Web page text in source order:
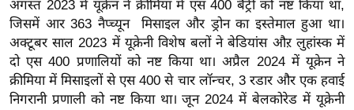
/
फै
श
न
घ
अगस्त 2023 में यूक्रेन ने क्रीमिया में एस 400 बैट्री को नष्ट किया था,
जिसमें आर 363 नैप्च्यून मिसाइल और ड्रोन का इस्तेमाल हुआ था।
अक्टूबर साल 2023 में यूक्रेनी विशेष बलों ने बेडियांस औऱ लुहांस्क में
दो एस 400 प्रणालियों को नष्ट किया था। अप्रैल 2024 में यूक्रेन ने
क्रीमिया में मिसाइलों से एस 400 से चार लॉन्चर, 3 रडार और एक हवाई
निगरानी प्रणाली को नष्ट किया था। जून 2024 में बेलकोरेड में यूक्रेनी